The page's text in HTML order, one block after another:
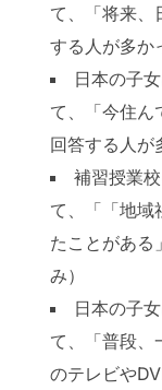
て、「将来、
する人が多か
日本の子
て、「今住ん
回答する人が
補習授業
て、「「地域
たことがある
み）
日本の子
て、「普段、
のテレビや